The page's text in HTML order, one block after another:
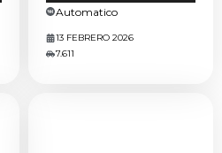
Automatico
13 FEBRERO 2026
7.611